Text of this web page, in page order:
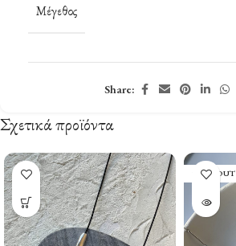
Μέγεθος
Share:
Σχετικά προϊόντα
SOLD OUT